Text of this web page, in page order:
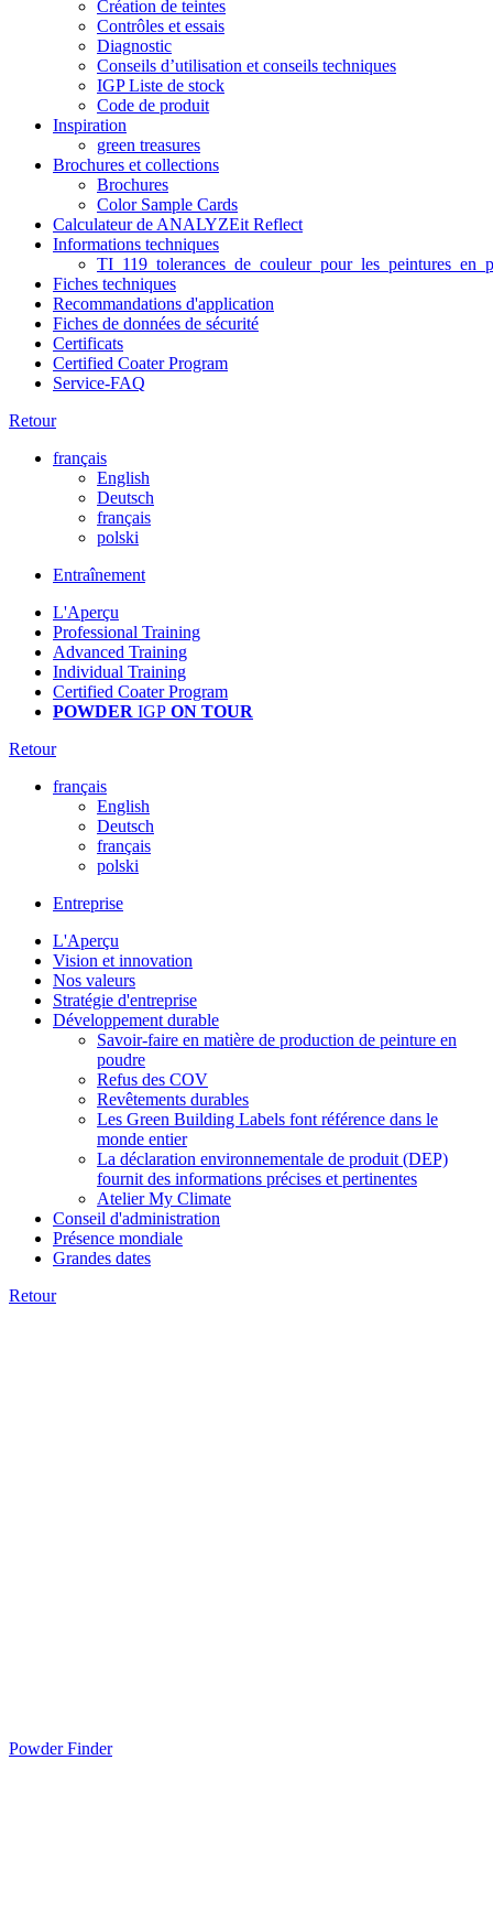
Création de teintes
Contrôles et essais
Diagnostic
Conseils d’utilisation et conseils techniques
IGP Liste de stock
Code de produit
Inspiration
green treasures
Brochures et collections
Brochures
Color Sample Cards
Calculateur de ANALYZEit Reflect
Informations techniques
Fiches techniques
Recommandations d'application
Fiches de données de sécurité
Certificats
Certified Coater Program
Service-FAQ
Retour
français
English
Deutsch
français
polski
Entraînement
L'Aperçu
Professional Training
Advanced Training
Individual Training
Certified Coater Program
POWDER IGP ON TOUR
Retour
français
English
Deutsch
français
polski
Entreprise
L'Aperçu
Vision et innovation
Nos valeurs
Stratégie d'entreprise
Développement durable
Savoir-faire en matière de production de peinture en
poudre
Refus des COV
Revêtements durables
Les Green Building Labels font référence dans le
monde entier
La déclaration environnementale de produit (DEP)
fournit des informations précises et pertinentes
Atelier My Climate
Conseil d'administration
Présence mondiale
Grandes dates
Retour
Powder Finder